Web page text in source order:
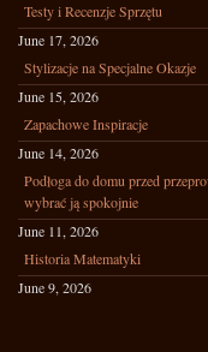
Testy i Recenzje Sprzętu
June 17, 2026
Stylizacje na Specjalne Okazje
June 15, 2026
Zapachowe Inspiracje
June 14, 2026
Podłoga do domu przed
wybrać ją spokojnie
June 11, 2026
Historia Matematyki
June 9, 2026